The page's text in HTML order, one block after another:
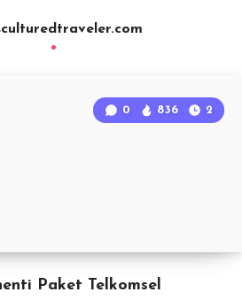
Paket Telkomsel
0 836 2